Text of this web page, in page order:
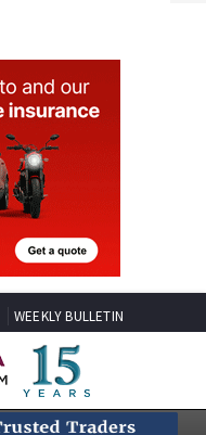
WEEKLY BULLETIN